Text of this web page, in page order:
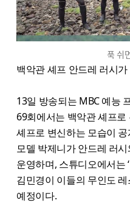
푹 쉬
백악관 셰프 안드레 러시
13일 방송되는 MBC 예능
69회에서는 백악관 셰프
셰프로 변신하는 모습이
모델 박제니가 안드레 러
운영하며, 스튜디오에서는
김민경이 이들의 무인도
예정이다.